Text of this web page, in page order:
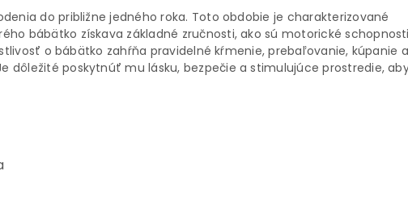
do približne jedného roka. Toto obdobie je charakterizované
bábätko získava základné zručnosti, ako sú motorické
o bábätko zahŕňa pravidelné kŕmenie, prebaľovanie, kúpanie a
dôležité poskytnúť mu lásku, bezpečie a stimulujúce prostredie,